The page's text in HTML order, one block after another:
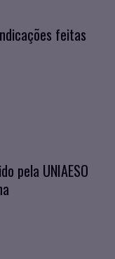
feitas
pela UNIAESO